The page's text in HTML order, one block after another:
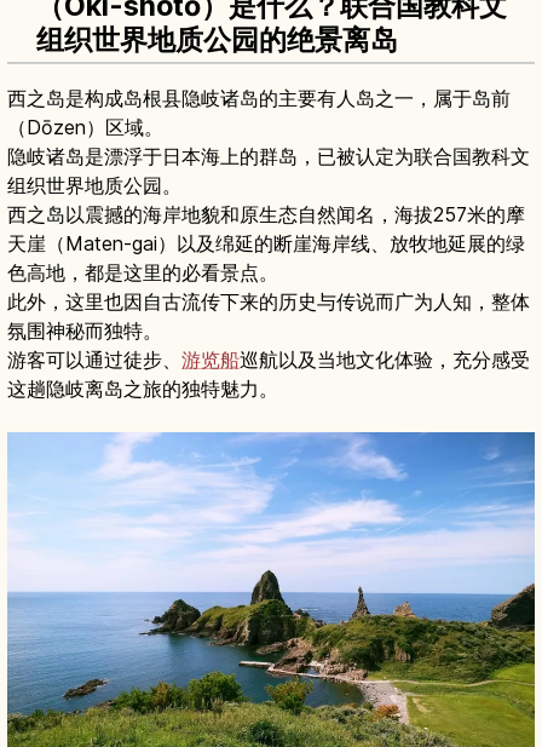
组织世界地质公园的绝景离岛
西之岛是构成岛根县隐岐诸岛的主要有人岛之一，属于岛前
（Dōzen）区域。
隐岐诸岛是漂浮于日本海上的群岛，已被认定为联合国教科文
组织世界地质公园。
西之岛以震撼的海岸地貌和原生态自然闻名，海拔257米的摩
天崖（Maten-gai）以及绵延的断崖海岸线、放牧地延展的绿
色高地，都是这里的必看景点。
此外，这里也因自古流传下来的历史与传说而广为人知，整体
氛围神秘而独特。
游客可以通过徒步、 游览船巡航以及当地文化体验，充分感受
这趟隐岐离岛之旅的独特魅力。